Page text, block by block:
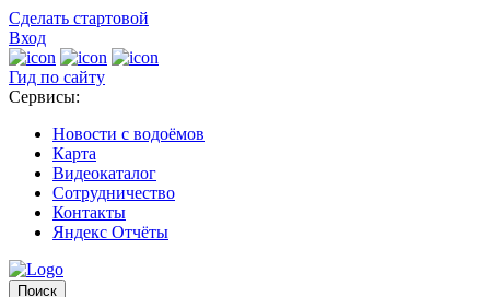
Сделать стартовой
Вход
Гид по сайту
Сервисы:
Новости с водоёмов
Карта
Видеокаталог
Сотрудничество
Контакты
Яндекс Отчёты